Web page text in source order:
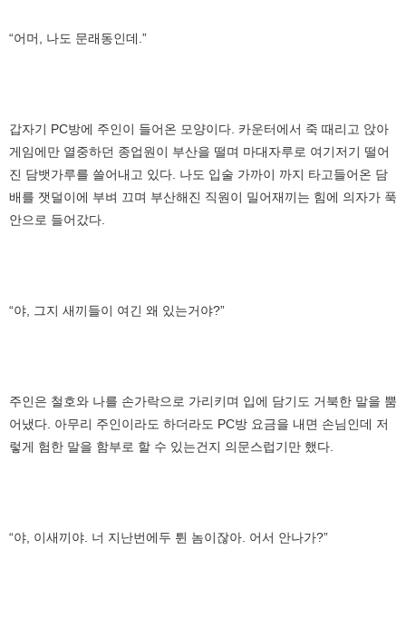
“어머, 나도 문래동인데.”
갑자기 PC방에 주인이 들어온 모양이다. 카운터에서 죽 때리고 앉아
게임에만 열중하던 종업원이 부산을 떨며 마대자루로 여기저기 떨어
진 담뱃가루를 쓸어내고 있다. 나도 입술 가까이 까지 타고들어온 담
배를 잿덜이에 부벼 끄며 부산해진 직원이 밀어재끼는 힘에 의자가 푹
안으로 들어갔다.
“야, 그지 새끼들이 여긴 왜 있는거야?”
주인은 철호와 나를 손가락으로 가리키며 입에 담기도 거북한 말을 뿜
어냈다. 아무리 주인이라도 하더라도 PC방 요금을 내면 손님인데 저
렇게 험한 말을 함부로 할 수 있는건지 의문스럽기만 했다.
“야, 이새끼야. 너 지난번에두 튄 놈이잖아. 어서 안나가?”